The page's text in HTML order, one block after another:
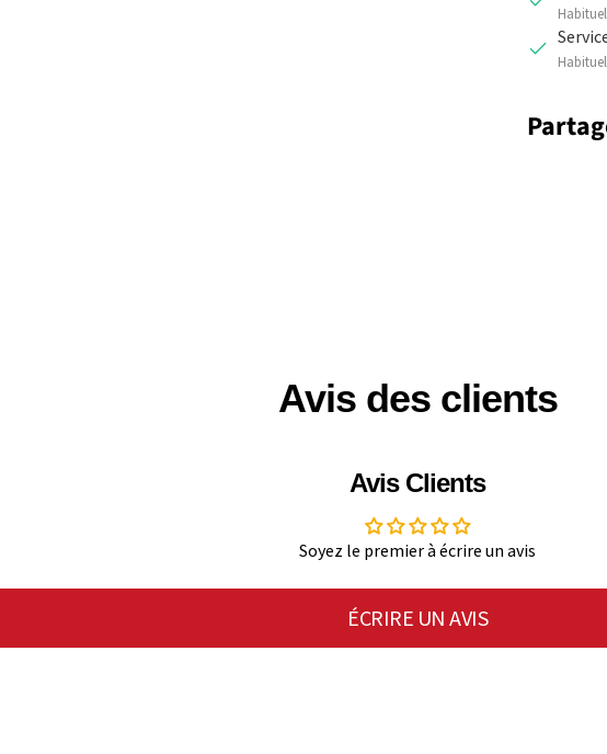
Avis des clients
Avis Clients
Soyez le premier à écrire un avis
ÉCRIRE UN AVIS